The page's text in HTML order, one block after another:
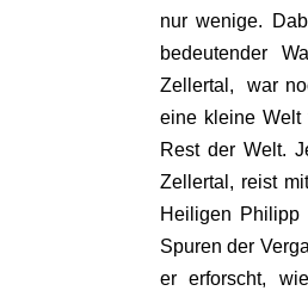
nur wenige.
bedeutender
Zellertal, war
eine kleine Welt
Rest der Welt.
Zellertal, reist
Heiligen Philipp
Spuren der
er erforscht,